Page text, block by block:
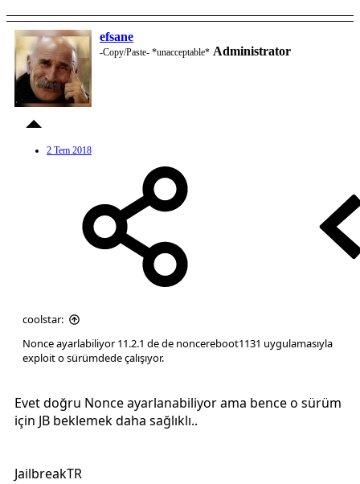
efsane
-Copy/Paste- *unacceptable* Administrator
2 Tem 2018
coolstar:
Nonce ayarlabiliyor 11.2.1 de de noncereboot1131 uygulamasıyla
exploit o sürümdede çalışıyor.
Evet doğru Nonce ayarlanabiliyor ama bence o sürüm
için JB beklemek daha sağlıklı..
JailbreakTR